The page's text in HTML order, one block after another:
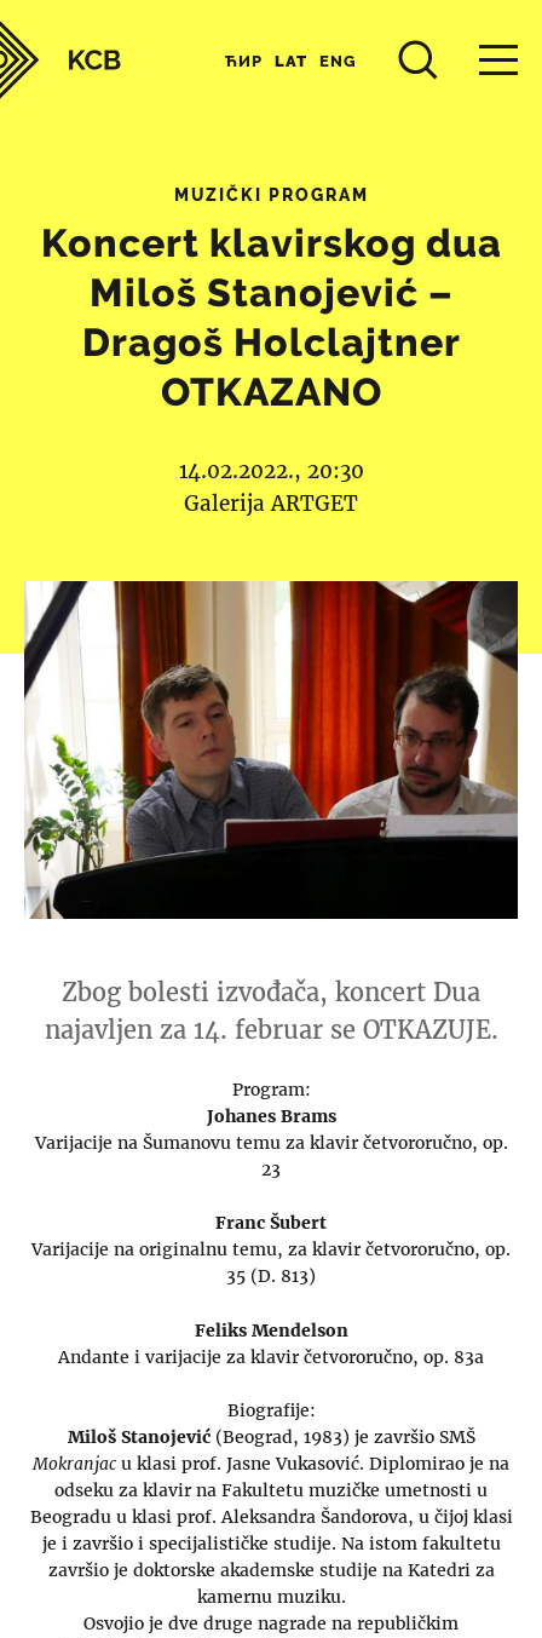
ЋИР LAT ENG
MUZIČKI PROGRAM
Koncert klavirskog dua
Miloš Stanojević –
Dragoš Holclajtner
OTKAZANO
14.02.2022., 20:30
Galerija ARTGET
Zbog bolesti izvođača, koncert Dua
najavljen za 14. februar se OTKAZUJE.
Program:
Johanes Brams
Varijacije na Šumanovu temu za klavir četvororučno, op.
23
Franc Šubert
Varijacije na originalnu temu, za klavir četvororučno, op.
35 (D. 813)
Feliks Mendelson
Andante i varijacije za klavir četvororučno, op. 83a
Biografije:
Miloš Stanojević(Beograd, 1983) je završio SMŠ
Mokranjac u klasi prof. Jasne Vukasović. Diplomirao je na
odseku za klavir na Fakultetu muzičke umetnosti u
Beogradu u klasi prof. Aleksandra Šandorova, u čijoj klasi
je i završio i specijalističke studije. Na istom fakultetu
završio je doktorske akademske studije na Katedri za
kamernu muziku.
Osvojio je dve druge nagrade na republičkim